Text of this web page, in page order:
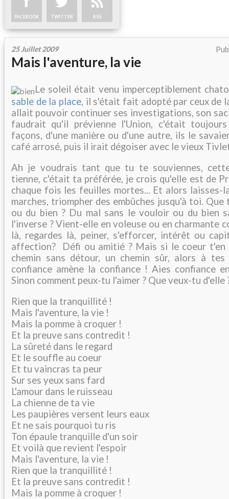
FACEBOOK TWITTER RSS
25 Juillet 2009
Mais l'aventure, la vie
Le soleil était venu imperceptiblement
sable de la place, il s'était fait adopté par ceux de
allait pouvoir continuer ses investigations, son
faudrait qu'il prévienne l'Union, c'était
façons, d'une manière ou d'une autre, ils le
café arrosé, puis il irait dégoiser avec le vieux
Ah je voudrais tant que tu te souviennes,
tienne, c'était ta préférée, je crois qu'elle est de
chaque fois les feuilles mortes... Et alors laisses-
marches, triompher des embûches jusqu'à toi.
ou du bien ? Du mal sans le vouloir ou du bien
l'inverse ? Vient-elle en voleuse ou en charmante
là, regardes là, peiner, s'efforcer, intérêt ou
affection? Défi ou amitié ? Mais si le coeur t'en
chemin sans détour, un chemin sûr, alors à
confiance amène la confiance ! Aies confiance
Sinon comment peux-tu l'aimer ? Que veux-tu d'elle
Rien que la tranquillité !
Mais l'aventure, la vie !
Mais la pomme à croquer !
Et la preuve sans contredit !
La sûreté dans le regard
Et le souffle au coeur
Et tu vaincras ta peur
Sur ses yeux sans fard
L'amour dans le ruisseau
La chienne de ta vie
Les paupières versent leurs eaux
Et ne sais pourquoi tu ris
Ton épaule tranquille d'un soir
Et voilà que revient l'espoir
Mais l'aventure, la vie !
Rien que la tranquillité !
Et la preuve sans contredit !
Mais la pomme à croquer !